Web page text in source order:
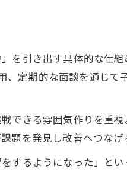
引き出す具体的な仕組
定期的な面談を通じ
できる雰囲気作りを重
題を発見し改善へつなげ
するようになった」と